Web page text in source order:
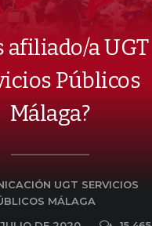
afiliado/a UGT
Públicos
Málaga?
UGT SERVICIOS
MÁLAGA